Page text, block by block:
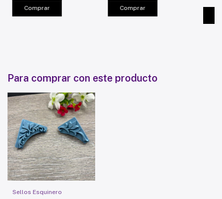
Comprar
Para comprar con este producto
Sellos Esquinero